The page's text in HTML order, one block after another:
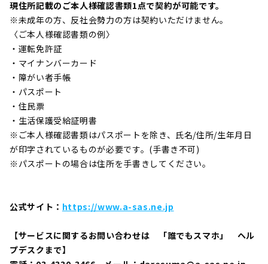
現住所記載のご本人様確認書類1点で契約が可能です。
※未成年の方、反社会勢力の方は契約いただけません。
〈ご本人様確認書類の例〉
・運転免許証
・マイナンバーカード
・障がい者手帳
・パスポート
・住民票
・生活保護受給証明書
※ご本人様確認書類はパスポートを除き、氏名/住所/生年月日
が印字されているものが必要です。(手書き不可)
※パスポートの場合は住所を手書きしてください。
公式サイト： https://www.a-sas.ne.jp
【サービスに関するお問い合わせは 「誰でもスマホ」 ヘル
プデスクまで】